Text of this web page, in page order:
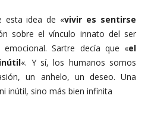
esta idea de «vivir es sentirse
sobre el vínculo innato del ser
Sartre decía que «el
«. Y sí, los humanos somos
un anhelo, un deseo. Una
inútil, sino más bien infinita